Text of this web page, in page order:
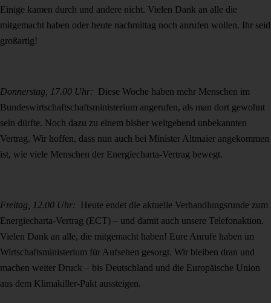
Einige kamen durch und andere nicht. Vielen Dank an alle die
mitgemacht haben oder heute nachmittag noch anrufen wollen. Ihr seid
großartig!
Donnerstag, 17.00 Uhr: Diese Woche haben mehr Menschen im
Bundeswirtschaftschaftsministerium angerufen, als man dort gewohnt
sein dürfte. Noch dazu zu einem bisher weitgehend unbekannten
Vertrag. Wir hoffen, dass nun auch bei Minister Altmaier angekommen
ist, wie viele Menschen der Energiecharta-Vertrag bewegt.
Freitag, 12.00 Uhr: Heute endet die aktuelle Verhandlungsrunde zum
Energiecharta-Vertrag (ECT) – und damit auch unsere Telefonaktion.
Vielen Dank an alle, die mitgemacht haben! Eure Anrufe haben im
Wirtschaftsministerium für Aufsehen gesorgt. Wir bleiben dran und
machen weiter Druck – bis Deutschland und die Europäische Union
aus dem Klimakiller-Pakt aussteigen.